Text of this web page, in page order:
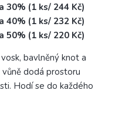
30% (1 ks/ 244 Kč)
40% (1 ks/ 232 Kč)
50% (1 ks/ 220 Kč)
bavlněný knot a
dodá prostoru
Hodí se do každého